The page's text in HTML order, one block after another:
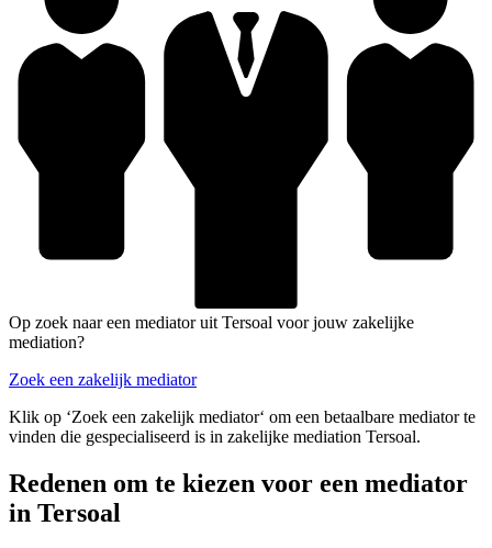
Op zoek naar een mediator uit Tersoal voor jouw zakelijke
mediation?
Zoek een zakelijk mediator
Klik op ‘Zoek een zakelijk mediator‘ om een betaalbare mediator te
vinden die gespecialiseerd is in zakelijke mediation Tersoal.
Redenen om te kiezen voor een mediator
in Tersoal